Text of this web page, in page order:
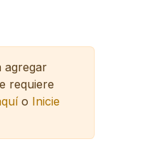
agregar
requiere
o Inicie